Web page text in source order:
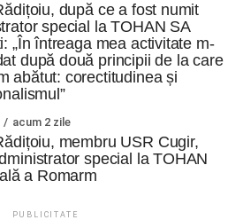
după ce a fost numit
special la TOHAN SA
„În întreaga mea activitate m-
după două principii de la care
abătut: corectitudinea și
acum 2 zile
membru USR Cugir,
special la TOHAN
a Romarm
PUBLICITATE